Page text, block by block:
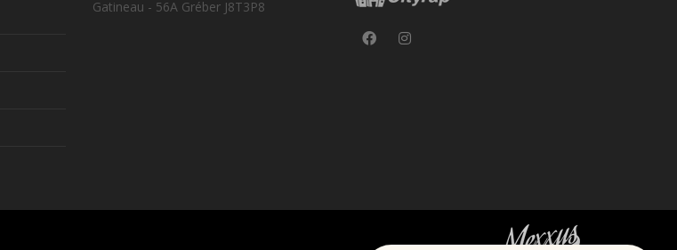
Gatineau - 56A Gréber J8T3P8
Loud Room — tap to talk